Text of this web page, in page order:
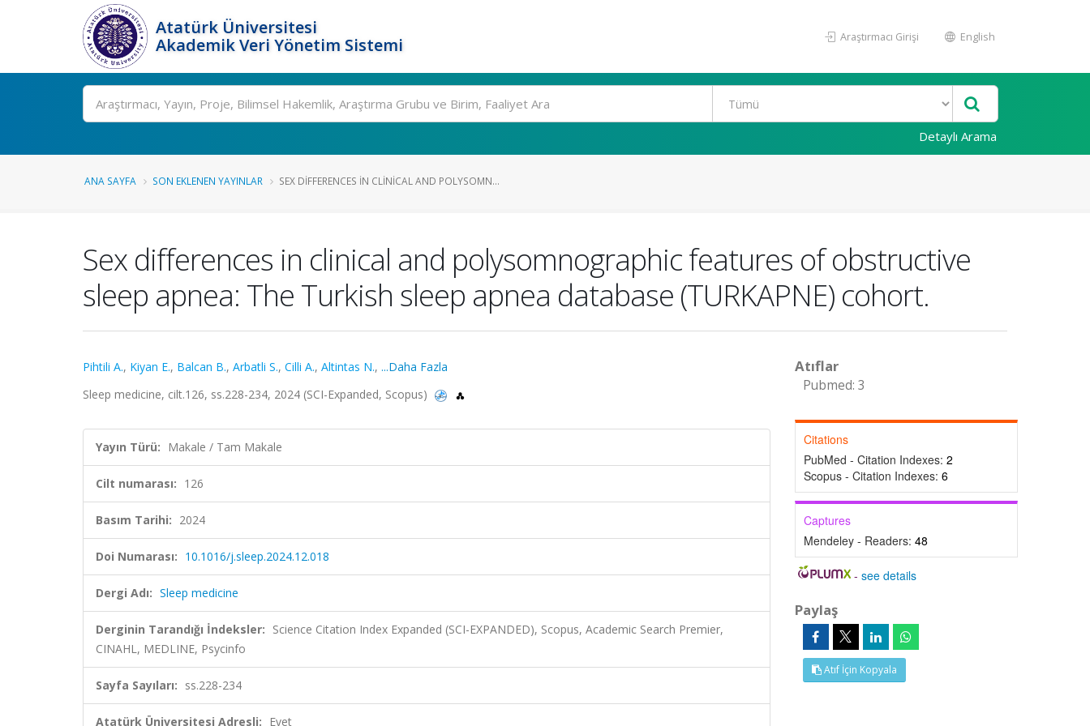
Atatürk Üniversitesi
Akademik Veri Yönetim Sistemi
Araştırmacı Girişi English
Ara
Detaylı Arama
ANA SAYFA SON EKLENEN YAYINLAR SEX DIFFERENCES IN CLINICAL AND POLYSOMN...
Sex differences in clinical and polysomnographic features of obstructive
sleep apnea: The Turkish sleep apnea database (TURKAPNE) cohort.
Pihtili A., Kiyan E., Balcan B., Arbatli S., Cilli A., Altintas N., ...Daha Fazla
Sleep medicine, cilt.126, ss.228-234, 2024 (SCI-Expanded, Scopus)
Yayın Türü: Makale / Tam Makale
Cilt numarası: 126
Basım Tarihi: 2024
Doi Numarası: 10.1016/j.sleep.2024.12.018
Dergi Adı: Sleep medicine
Derginin Tarandığı İndeksler: Science Citation Index Expanded (SCI-EXPANDED), Scopus, Academic Search Premier,
CINAHL, MEDLINE, Psycinfo
Sayfa Sayıları: ss.228-234
Atatürk Üniversitesi Adresli: Evet
Atıflar
Pubmed: 3
Citations
PubMed - Citation Indexes: 2
Scopus - Citation Indexes: 6
Captures
Mendeley - Readers: 48
-see details
Paylaş
Atıf İçin Kopyala